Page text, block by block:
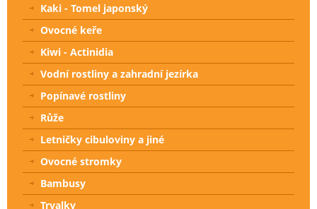
Kaki - Tomel japonský
Ovocné keře
Kiwi - Actinidia
Vodní rostliny a zahradní jezírka
Popínavé rostliny
Růže
Letničky cibuloviny a jiné
Ovocné stromky
Bambusy
Trvalky